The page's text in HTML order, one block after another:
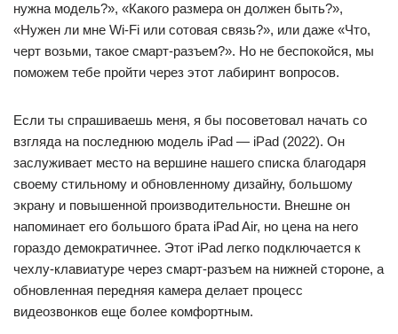
нужна модель?», «Какого размера он должен быть?»,
«Нужен ли мне Wi-Fi или сотовая связь?», или даже «Что,
черт возьми, такое смарт-разъем?». Но не беспокойся, мы
поможем тебе пройти через этот лабиринт вопросов.
Если ты спрашиваешь меня, я бы посоветовал начать со
взгляда на последнюю модель iPad — iPad (2022). Он
заслуживает место на вершине нашего списка благодаря
своему стильному и обновленному дизайну, большому
экрану и повышенной производительности. Внешне он
напоминает его большого брата iPad Air, но цена на него
гораздо демократичнее. Этот iPad легко подключается к
чехлу-клавиатуре через смарт-разъем на нижней стороне, а
обновленная передняя камера делает процесс
видеозвонков еще более комфортным.